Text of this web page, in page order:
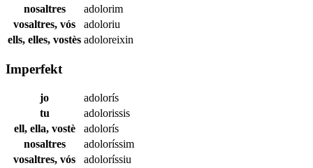
nosaltres
adolorim
vosaltres, vós
adoloriu
ells, elles, vostès adoloreixin
Imperfekt
jo
adolorís
tu
adolorissis
ell, ella, vostè
adolorís
nosaltres
adoloríssim
vosaltres, vós
adoloríssiu